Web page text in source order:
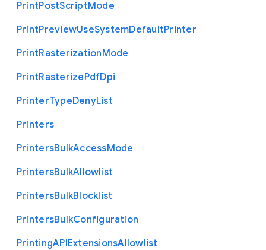
PrintPostScriptMode
PrintPreviewUseSystemDefaultPrinter
PrintRasterizationMode
PrintRasterizePdfDpi
PrinterTypeDenyList
Printers
PrintersBulkAccessMode
PrintersBulkAllowlist
PrintersBulkBlocklist
PrintersBulkConfiguration
PrintingAPIExtensionsAllowlist